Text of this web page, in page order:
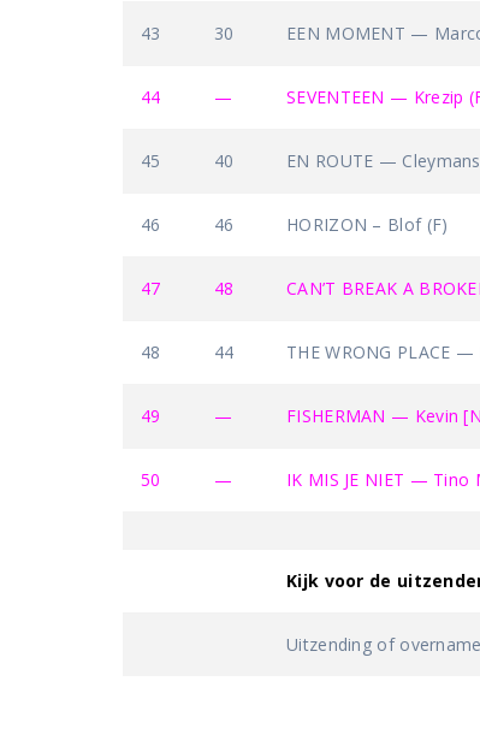
43 30 EEN MOMENT —
44 — SEVENTEEN — Krezip
45 40 EN ROUTE —
46 46 HORIZON – Blof (F)
47 48 CAN’T BREAK A
48 44 THE WRONG PLACE
49 — FISHERMAN — Kevin
50 — IK MIS JE NIET — Tino
Kijk voor de
Uitzending of